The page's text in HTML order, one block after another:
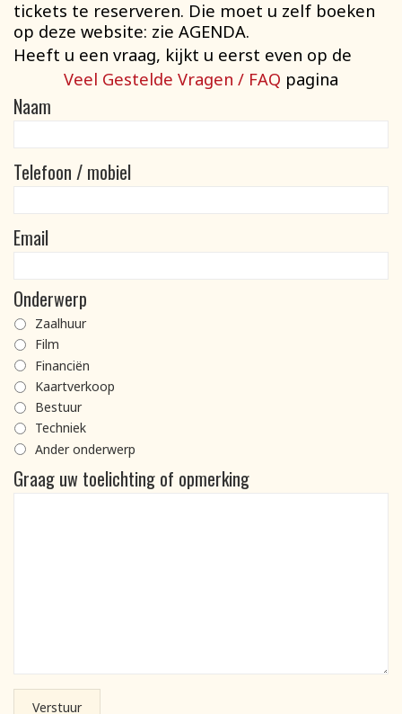
tickets te reserveren. Die moet u zelf boeken
op deze website: zie AGENDA.
Heeft u een vraag, kijkt u eerst even op de
Veel Gestelde Vragen / FAQ pagina